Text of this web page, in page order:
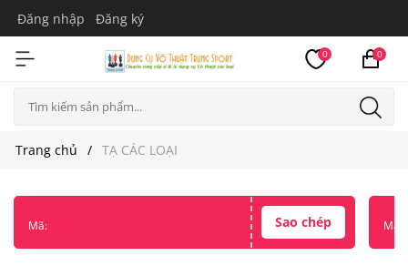
Đăng nhập Đăng ký
0 0
Trang chủ TẠ CÁC LOẠI
Mã: Sao chép Mã: